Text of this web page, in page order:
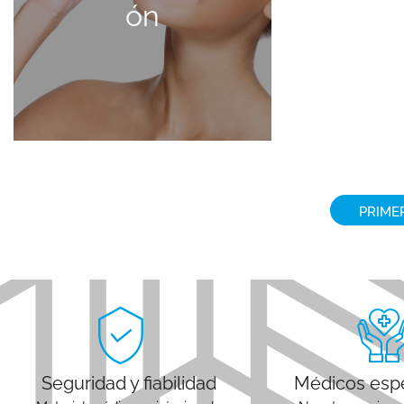
ón
SABER MÁS
Seguridad y fiabilidad Médicos